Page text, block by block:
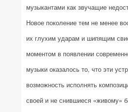
музыкантами как звучащие
Новое поколение тем не менее
их глухим ударам и шипящим
моментом в появлении
музыки оказалось то, что эти
возможность исполнять
своей и не снившиеся «живому»